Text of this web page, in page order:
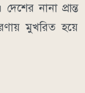
নানা প্রান্ত
মুখরিত হয়ে